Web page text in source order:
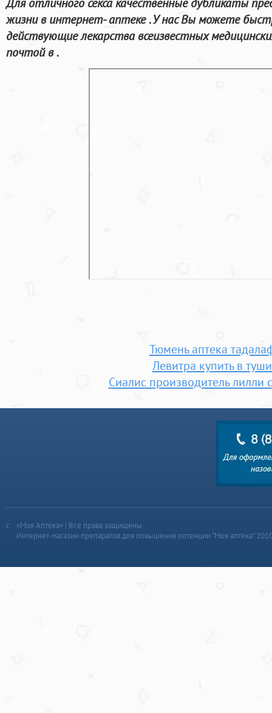
жизни в интернет- аптеке . У нас Вы можете
действующие лекарства всеизвестных
почтой в .
Тюмень аптека
Левитра купить в
Сиалис производитель лилли
«Моя Аптека» | Все права защищены
Интернет-магазин препаратов для повышения потенции “Моя аптека”